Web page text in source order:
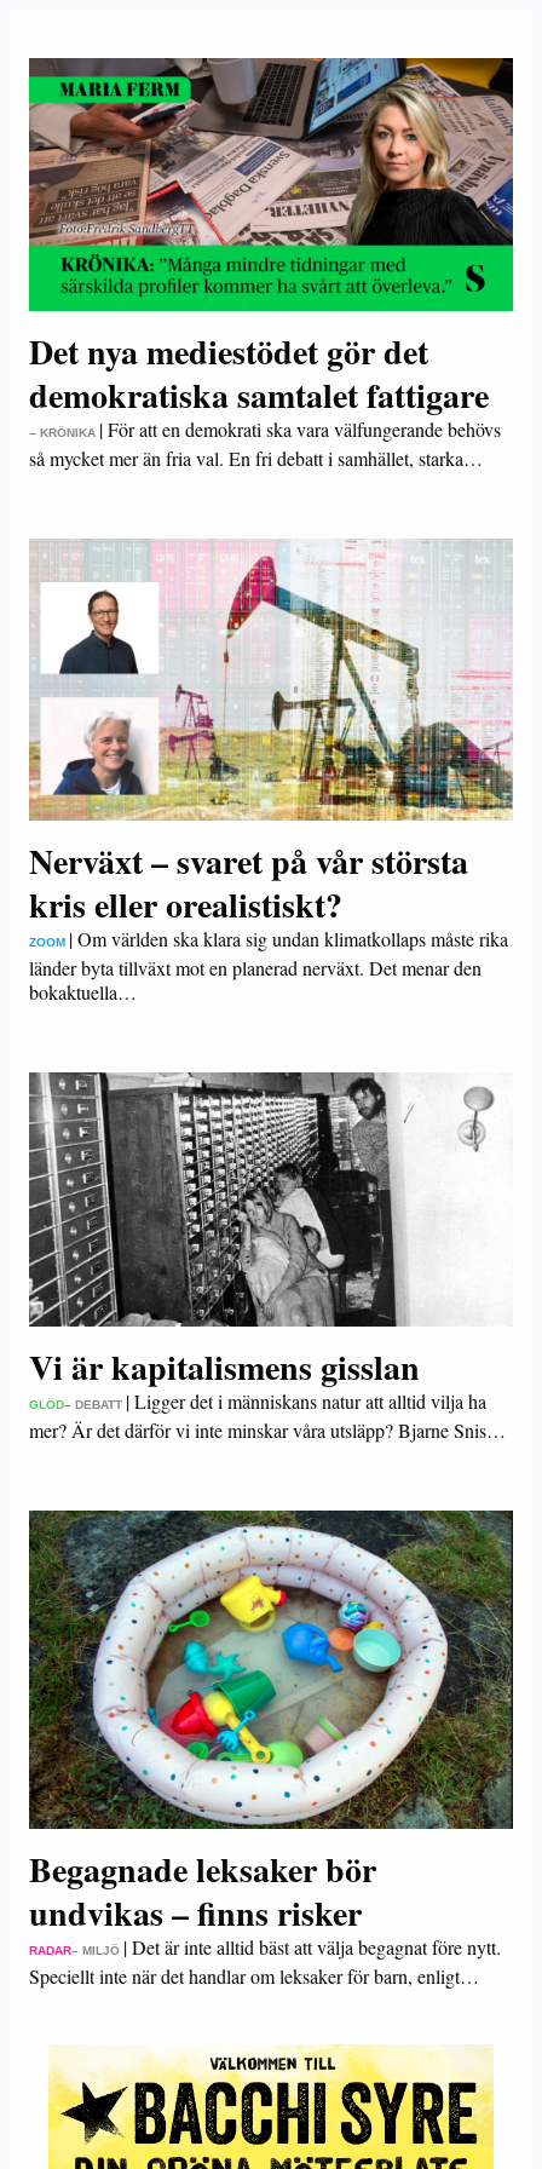
Det nya mediestödet gör det
demokratiska samtalet fattigare
– KRÖNIKA |För att en demokrati ska vara välfungerande behövs
så mycket mer än fria val. En fri debatt i samhället, starka…
Nerväxt – svaret på vår största
kris eller orealistiskt?
ZOOM |Om världen ska klara sig undan klimatkollaps måste rika
länder byta tillväxt mot en planerad nerväxt. Det menar den
bokaktuella…
Vi är kapitalismens gisslan
GLÖD– DEBATT |Ligger det i människans natur att alltid vilja ha
mer? Är det därför vi inte minskar våra utsläpp? Bjarne Snis…
Begagnade leksaker bör
undvikas – finns risker
RADAR– MILJÖ |Det är inte alltid bäst att välja begagnat före nytt.
Speciellt inte när det handlar om leksaker för barn, enligt…